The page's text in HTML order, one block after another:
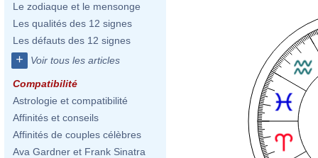
Le zodiaque et le mensonge
Les qualités des 12 signes
Les défauts des 12 signes
+ Voir tous les articles
Compatibilité
Astrologie et compatibilité
Affinités et conseils
Affinités de couples célèbres
Ava Gardner et Frank Sinatra